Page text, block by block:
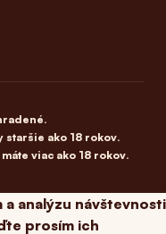
staršie ako 18 rokov.
viac ako 18 rokov.
analýzu návštevnosti
prosím ich